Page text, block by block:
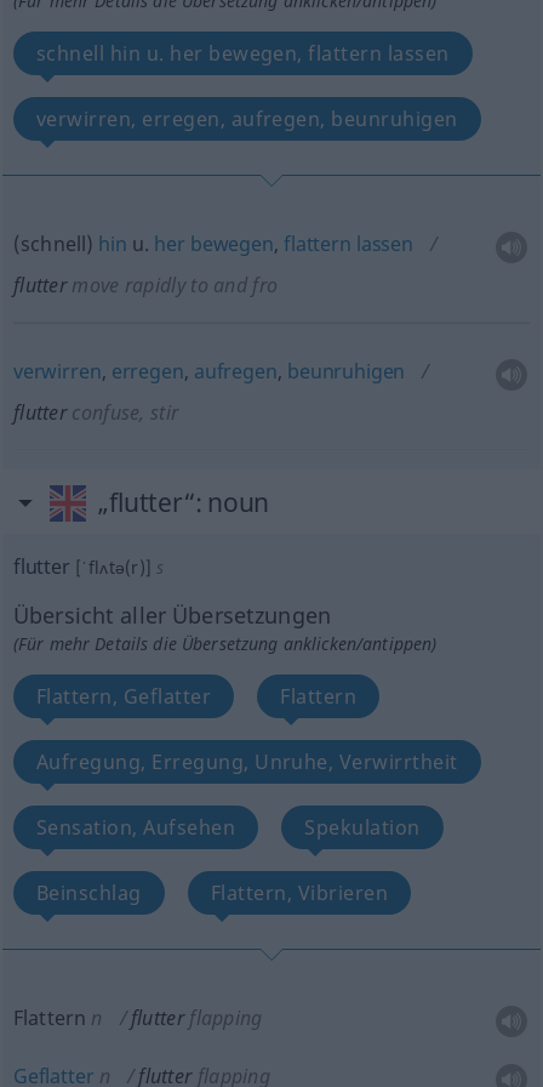
schnell hin u. her bewegen, flattern lassen
verwirren, erregen, aufregen, beunruhigen
(schnell) hin u. her bewegen, flattern lassen
flutter move rapidly to and fro
verwirren, erregen, aufregen, beunruhigen
flutter confuse, stir
„flutter“: noun
flutter [ˈflʌtə(r)] s
Übersicht aller Übersetzungen
(Für mehr Details die Übersetzung anklicken/antippen)
Flattern, Geflatter Flattern
Aufregung, Erregung, Unruhe, Verwirrtheit
Sensation, Aufsehen Spekulation
Beinschlag Flattern, Vibrieren
Flattern n flutter flapping
Geflatter n flutter flapping